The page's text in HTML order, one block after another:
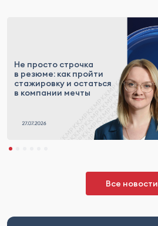
Не просто строчка
в резюме: как пройти
стажировку и остаться
в компании мечты
Все новости